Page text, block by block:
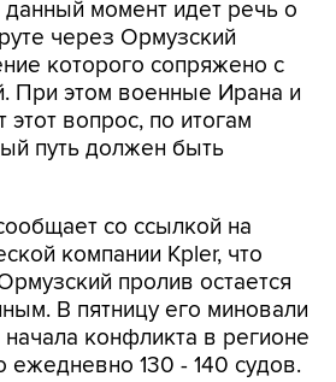
данный момент идет речь о
через Ормузский
которого сопряжено с
При этом военные Ирана и
вопрос, по итогам
путь должен быть
со ссылкой на
компании Kpler, что
пролив остается
В пятницу его миновали
конфликта в регионе
ежедневно 130 - 140 судов.